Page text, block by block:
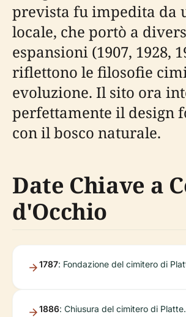
prevista fu impedita da
locale, che portò a
espansioni (1907, 1928,
riflettono le filosofie
evoluzione. Il sito ora
perfettamente il design
con il bosco naturale.
Date Chiave a
d'Occhio
1787: Fondazione del cimitero di
1886: Chiusura del cimitero di Platte.